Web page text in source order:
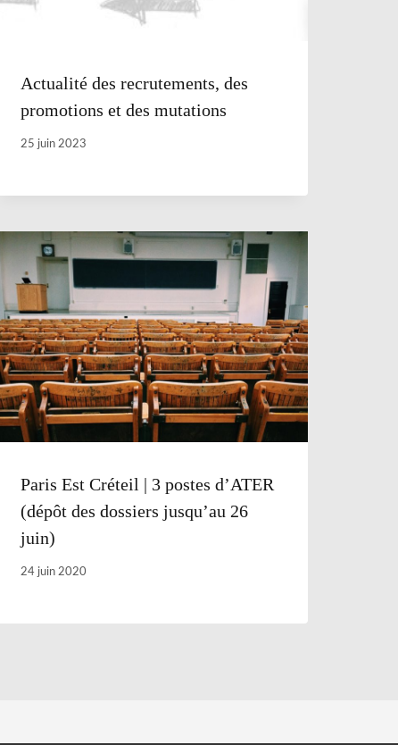
Actualité des recrutements, des
promotions et des mutations
25 juin 2023
Paris Est Créteil | 3 postes d’ATER
(dépôt des dossiers jusqu’au 26
juin)
24 juin 2020